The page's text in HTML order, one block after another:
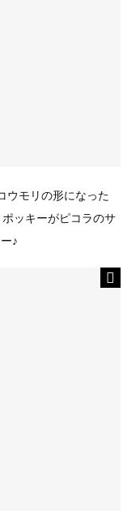
ウモリの形になった
ポッキーがピコラのサ
♪